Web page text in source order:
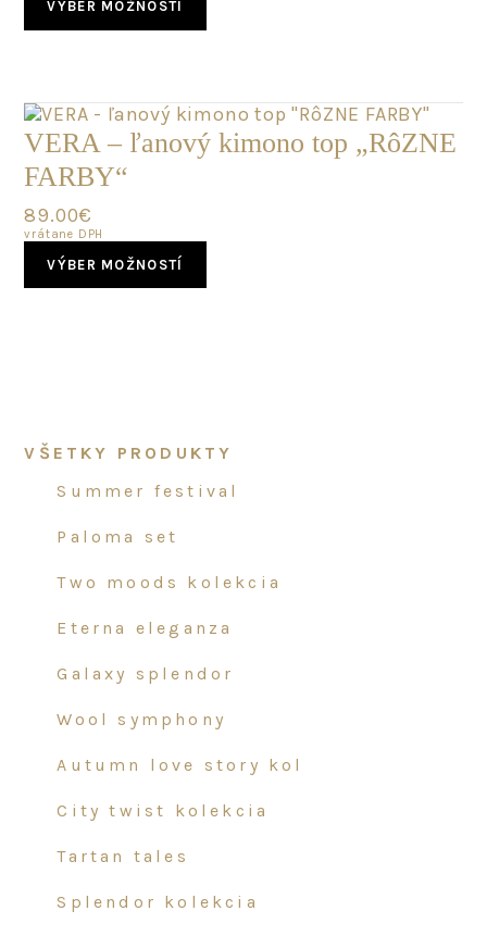
VÝBER MOŽNOSTÍ
has
The
options
may
the
page
VERA – ľanový kimono top „RôZNE
FARBY“
89.00€
vrátane DPH
VÝBER MOŽNOSTÍ
chosen
the
Primary
VŠETKY PRODUKTY
summer festival
paloma set
two moods kolekcia
eterna eleganza
galaxy splendor
wool symphony
autumn love story kol
city twist kolekcia
tartan tales
splendor kolekcia